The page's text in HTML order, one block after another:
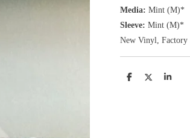
Media: Mint (M)*
Sleeve: Mint (M)*
New Vinyl, Factory
D
D
S